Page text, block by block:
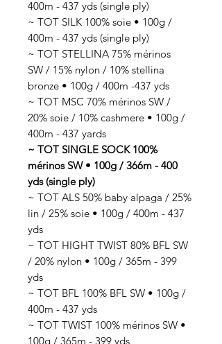
400m - 437 yds (single ply)
~ TOT SILK 100% soie • 100g /
400m - 437 yds (single ply)
~ TOT STELLINA 75% mérinos
SW / 15% nylon / 10% stellina
bronze • 100g / 400m -437 yds
~ TOT MSC 70% mérinos SW /
20% soie / 10% cashmere • 100g /
400m - 437 yards
~ TOT SINGLE SOCK 100%
mérinos SW • 100g / 366m - 400
yds (single ply)
~ TOT ALS 50% baby alpaga / 25%
lin / 25% soie • 100g / 400m - 437
yds
~ TOT HIGHT TWIST 80% BFL SW
/ 20% nylon • 100g / 365m - 399
yds
~ TOT BFL 100% BFL SW • 100g /
400m - 437 yds
~ TOT TWIST 100% mérinos SW •
100g / 365m - 399 yds